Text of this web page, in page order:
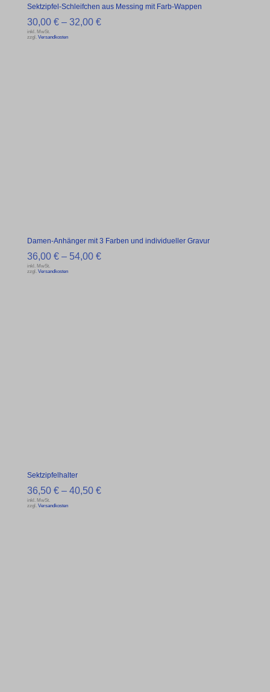
Sektzipfel-Schleifchen aus Messing mit Farb-Wappen
30,00 €– 32,00 €
inkl. MwSt.
zzgl. Versandkosten
Damen-Anhänger mit 3 Farben und individueller Gravur
36,00 €– 54,00 €
inkl. MwSt.
zzgl. Versandkosten
Sektzipfelhalter
36,50 €– 40,50 €
inkl. MwSt.
zzgl. Versandkosten